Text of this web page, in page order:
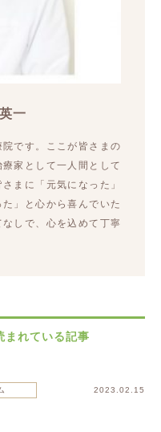
一
です。ここが皆さまの
家として一人間として
まに「元気になった」
た」と心から喜んでいた
しで、心を込めて丁寧
まれている記事
2023.02.15